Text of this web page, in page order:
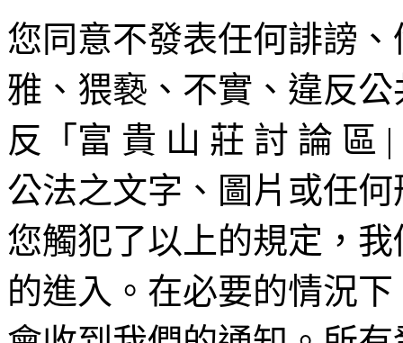
您同意不發表任何誹謗
雅、猥褻、不實、違反
反「富 貴 山 莊 討 論 區
公法之文字、圖片或任
您觸犯了以上的規定，
的進入。在必要的情況